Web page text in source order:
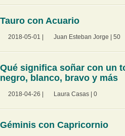
Tauro con Acuario
2018-05-01 Juan Esteban Jorge 50
Qué significa soñar con un
negro, blanco, bravo y más
2018-04-26 Laura Casas 0
Géminis con Capricornio